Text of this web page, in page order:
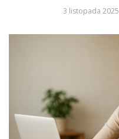
3 listopada 2025